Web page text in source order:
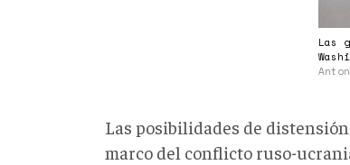
Las
Las posibilidades de
marco del conflicto ruso-